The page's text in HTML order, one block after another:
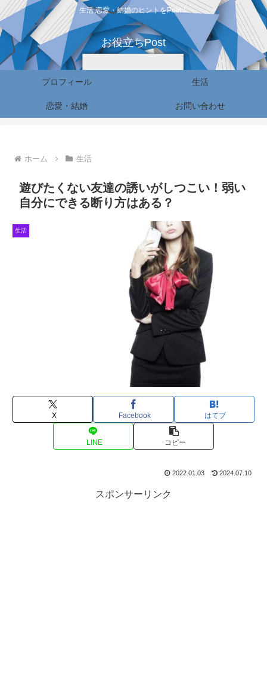
生活 恋愛・結婚のヒントをPost！
お役立ちPost
プロフィール 生活
恋愛・結婚 お問い合わせ
ホーム 生活
遊びたくない友達の誘いがしつこい！弱い
自分にできる断り方はある？
生活
X Facebook はてブ
LINE コピー
2022.01.03 2024.07.10
スポンサーリンク